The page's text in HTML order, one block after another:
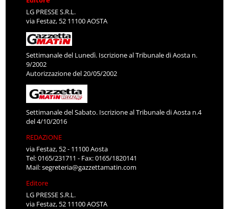
LG PRESSE S.R.L.
via Festaz, 52 11100 AOSTA
Settimanale del Lunedì. Iscrizione al Tribunale di Aosta n.
9/2002
Autorizzazione del 20/05/2002
Settimanale del Sabato. Iscrizione al Tribunale di Aosta n.4
del 4/10/2016
REDAZIONE
via Festaz, 52 - 11100 Aosta
Tel: 0165/231711 - Fax: 0165/1820141
Mail:segreteria@gazzettamatin.com
Editore
LG PRESSE S.R.L.
via Festaz, 52 11100 AOSTA